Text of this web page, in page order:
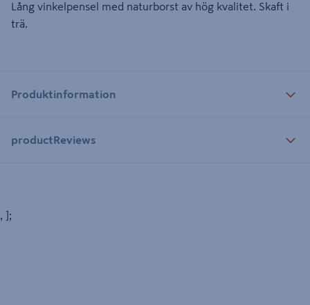
Lång vinkelpensel med naturborst av hög kvalitet. Skaft i
trä.
Produktinformation
productReviews
, ];